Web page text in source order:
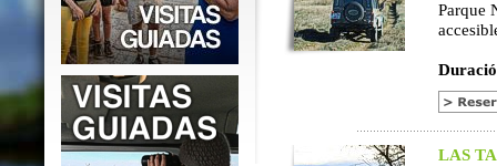
Parque
LAS